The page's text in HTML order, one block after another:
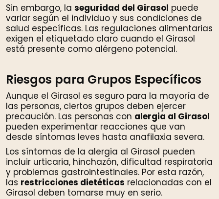
Sin embargo, la seguridad del Girasol puede
variar según el individuo y sus condiciones de
salud específicas. Las regulaciones alimentarias
exigen el etiquetado claro cuando el Girasol
está presente como alérgeno potencial.
Riesgos para Grupos Específicos
Aunque el Girasol es seguro para la mayoría de
las personas, ciertos grupos deben ejercer
precaución. Las personas con alergia al Girasol
pueden experimentar reacciones que van
desde síntomas leves hasta anafilaxia severa.
Los síntomas de la alergia al Girasol pueden
incluir urticaria, hinchazón, dificultad respiratoria
y problemas gastrointestinales. Por esta razón,
las restricciones dietéticas relacionadas con el
Girasol deben tomarse muy en serio.